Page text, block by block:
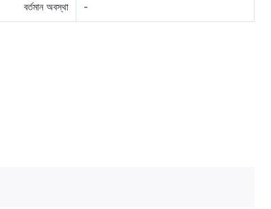
বর্তমান অবস্থা -